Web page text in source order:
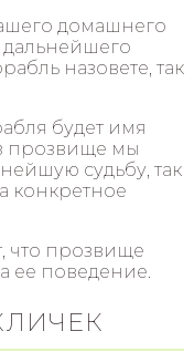
домашнего
назовете, так
будет имя
прозвище мы
судьбу, так
конкретное
что прозвище
ее поведение.